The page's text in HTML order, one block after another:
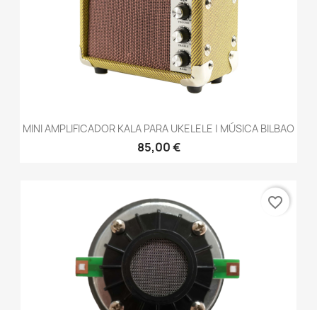
MINI AMPLIFICADOR KALA PARA UKELELE | MÚSICA BILBAO
85,00 €
favorite_border